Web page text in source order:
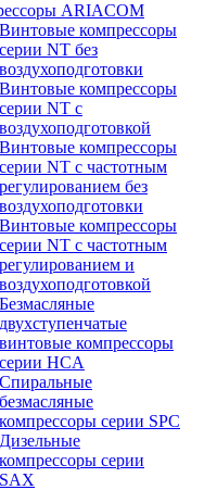
ARIACOM
Винтовые компрессоры
серии NT без
воздухоподготовки
Винтовые компрессоры
серии NT c
воздухоподготовкой
Винтовые компрессоры
серии NT с частотным
регулированием без
воздухоподготовки
Винтовые компрессоры
серии NT с частотным
регулированием и
воздухоподготовкой
Безмасляные
двухступенчатые
винтовые компрессоры
серии HCA
Спиральные
безмасляные
компрессоры серии SPC
Дизельные
компрессоры серии
SAX